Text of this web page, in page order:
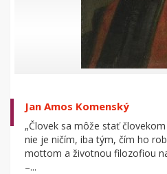
Jan Amos Komenský
„Človek sa môže stať
nie je ničím, iba tým, čím ho
mottom a životnou filozofiou
–...